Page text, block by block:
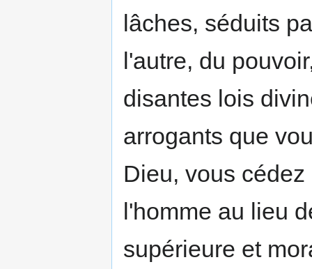
lâches, séduits
l'autre, du
disantes lois
arrogants que
Dieu, vous
l'homme au lieu
supérieure et